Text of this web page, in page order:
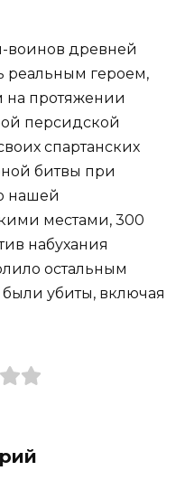
воинов древней
реальным героем,
на протяжении
персидской
спартанских
битвы при
нашей
местами, 300
набухания
остальным
были убиты, включая